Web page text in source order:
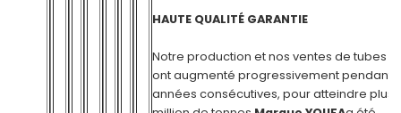
HAUTE QUALITÉ GARANTIE
Notre production et nos ventes de tubes
ont augmenté progressivement pendant
années consécutives, pour atteindre plus